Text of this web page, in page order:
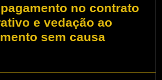
no contrato
e vedação ao
sem causa